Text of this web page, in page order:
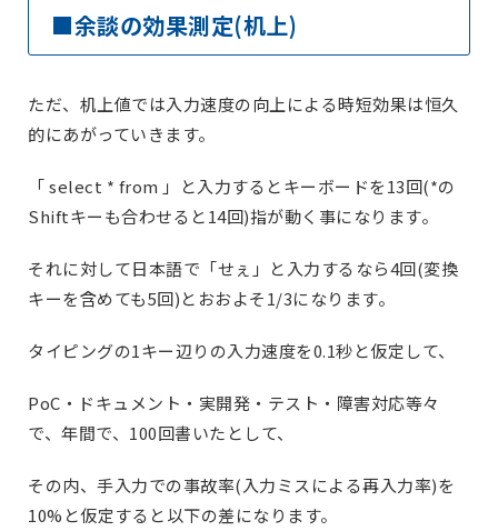
■余談の効果測定(机上)
ただ、机上値では入力速度の向上による時短効果は恒久
的にあがっていきます。
「 select * from 」と入力するとキーボードを13回(*の
Shiftキーも合わせると14回)指が動く事になります。
それに対して日本語で「せぇ」と入力するなら4回(変換
キーを含めても5回)とおおよそ1/3になります。
タイピングの1キー辺りの入力速度を0.1秒と仮定して、
PoC・ドキュメント・実開発・テスト・障害対応等々
で、年間で、100回書いたとして、
その内、手入力での事故率(入力ミスによる再入力率)を
10%と仮定すると以下の差になります。